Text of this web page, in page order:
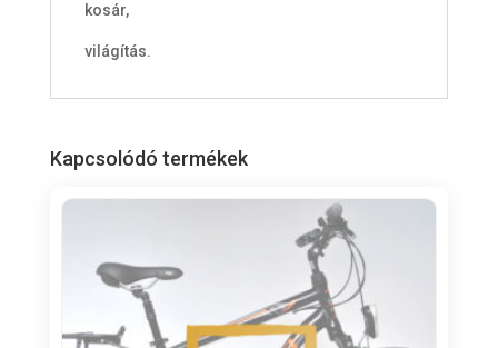
kosár,
világítás.
Kapcsolódó termékek